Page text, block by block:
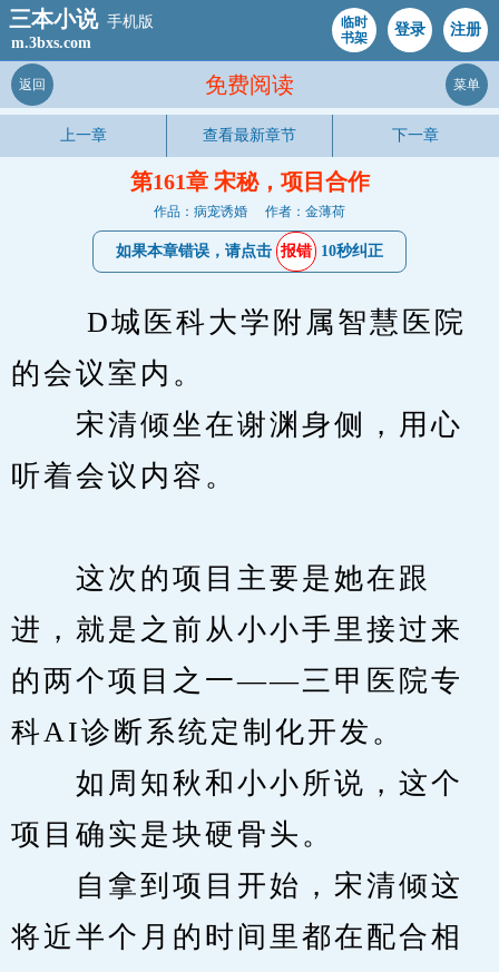
三本小说 手机版
m.3bxs.com
临时
书架
登录 注册
免费阅读
返回 菜单
上一章 查看最新章节 下一章
第161章 宋秘，项目合作
作品：病宠诱婚 作者：金薄荷
如果本章错误，请点击 报错 10秒纠正
D城医科大学附属智慧医院
的会议室内。
宋清倾坐在谢渊身侧，用心
听着会议内容。
这次的项目主要是她在跟
进，就是之前从小小手里接过来
的两个项目之一——三甲医院专
科AI诊断系统定制化开发。
如周知秋和小小所说，这个
项目确实是块硬骨头。
自拿到项目开始，宋清倾这
将近半个月的时间里都在配合相